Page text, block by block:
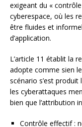
exigeant du «
cyberespace, où les
être fluides et
d’application.
L’article 11 établit la
adopte comme sien
scénario s’est produit
les cyberattaques
bien que l’attribution
Contrôle effectif :